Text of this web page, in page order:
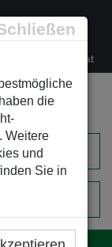
die
Weitere
und
Sie in
office@leso.at